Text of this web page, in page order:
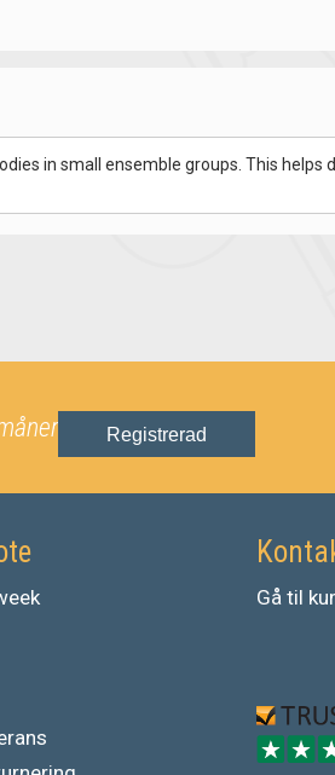
in small ensemble groups. This helps
Registrerad
Gå til